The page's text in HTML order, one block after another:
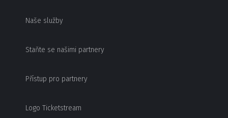
Naše služby
Staňte se našimi partnery
Přístup pro partnery
Logo Ticketstream